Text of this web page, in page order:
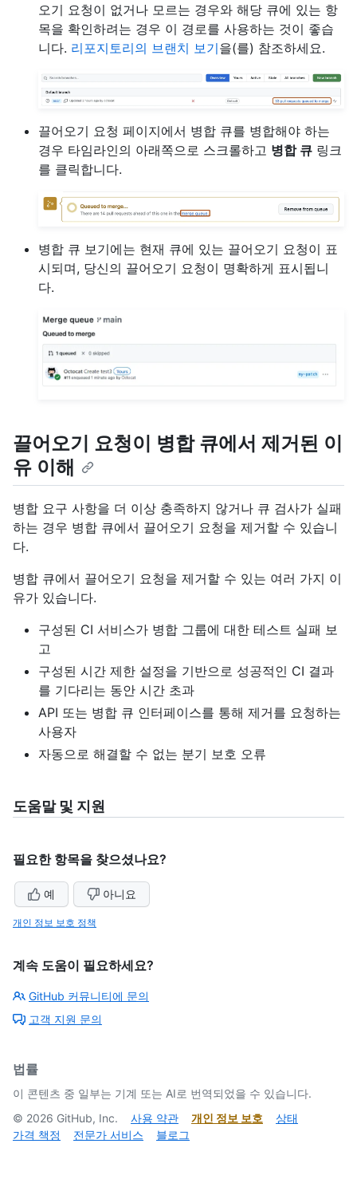
오기 요청이 없거나 모르는 경우와 해당 큐에 있는 항
목을 확인하려는 경우 이 경로를 사용하는 것이 좋습
니다. 리포지토리의 브랜치 보기을(를) 참조하세요.
끌어오기 요청 페이지에서 병합 큐를 병합해야 하는
경우 타임라인의 아래쪽으로 스크롤하고 병합 큐 링크
를 클릭합니다.
병합 큐 보기에는 현재 큐에 있는 끌어오기 요청이 표
시되며, 당신의 끌어오기 요청이 명확하게 표시됩니
다.
끌어오기 요청이 병합 큐에서 제거된 이
유 이해
병합 요구 사항을 더 이상 충족하지 않거나 큐 검사가 실패
하는 경우 병합 큐에서 끌어오기 요청을 제거할 수 있습니
다.
병합 큐에서 끌어오기 요청을 제거할 수 있는 여러 가지 이
유가 있습니다.
구성된 CI 서비스가 병합 그룹에 대한 테스트 실패 보
고
구성된 시간 제한 설정을 기반으로 성공적인 CI 결과
를 기다리는 동안 시간 초과
API 또는 병합 큐 인터페이스를 통해 제거를 요청하는
사용자
자동으로 해결할 수 없는 분기 보호 오류
도움말 및 지원
필요한 항목을 찾으셨나요?
예 아니요
개인 정보 보호 정책
계속 도움이 필요하세요?
GitHub 커뮤니티에 문의
고객 지원 문의
법률
이 콘텐츠 중 일부는 기계 또는 AI로 번역되었을 수 있습니다.
© 2026 GitHub, Inc. 사용 약관 개인 정보 보호
상태
가격 책정
전문가 서비스 블로그